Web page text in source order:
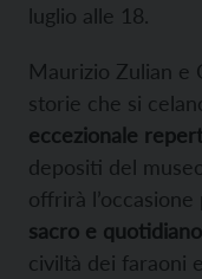
luglio alle 18.
Maurizio Zulian e
storie che si
eccezionale
depositi del
offrirà
sacro e
civiltà dei faraoni